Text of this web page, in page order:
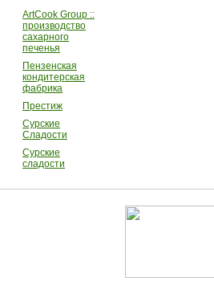
ArtCook Group ::
производство
сахарного
печенья
Пензенская
кондитерская
фабрика
Престиж
Сурские
Сладости
Сурские
сладости